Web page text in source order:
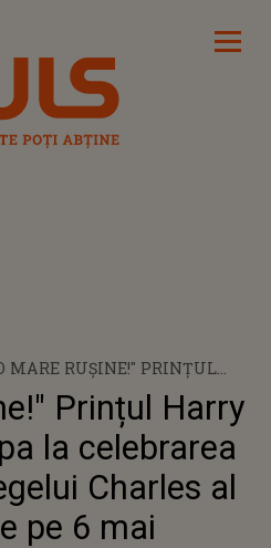
MARE RUȘINE!" PRINȚUL
HARRY NU VA PARTICIPA LA
ÎNCORONĂRII
CHARLES AL III-LEA
PE 6 MAI
Prințul Harry
la celebrarea
Charles al
pe 6 mai